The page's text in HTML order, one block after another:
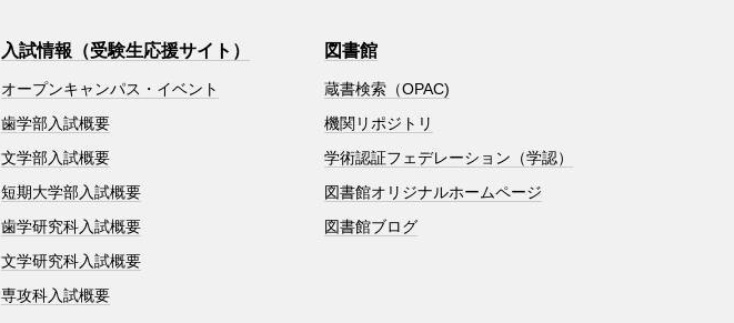
入試情報（受験生応援サイト）
オープンキャンパス・イベント
歯学部入試概要
文学部入試概要
短期大学部入試概要
歯学研究科入試概要
文学研究科入試概要
専攻科入試概要
図書館
蔵書検索（OPAC)
機関リポジトリ
学術認証フェデレーション（学認）
図書館オリジナルホームページ
図書館ブログ